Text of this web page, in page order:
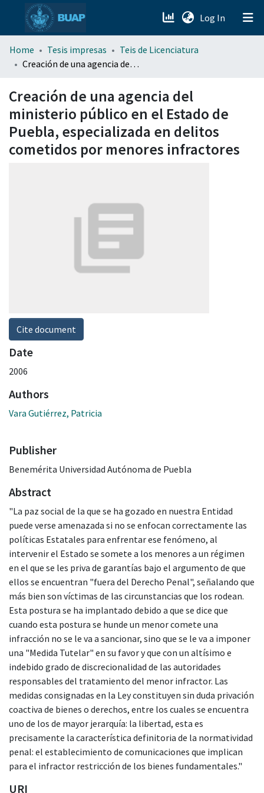
Log In (current)
menu.section.about_menu
Home Tesis impresas
Teis de Licenciatura
Creación de una agencia del ministerio público en el Estado de Puebla, especializada en delitos cometidos por menores infractores
Creación de una agencia del
ministerio público en el Estado de
Puebla, especializada en delitos
cometidos por menores infractores
Cite document
Date
2006
Authors
Vara Gutiérrez, Patricia
Publisher
Benemérita Universidad Autónoma de Puebla
Abstract
"La paz social de la que se ha gozado en nuestra Entidad
puede verse amenazada si no se enfocan correctamente las
políticas Estatales para enfrentar ese fenómeno, al
intervenir el Estado se somete a los menores a un régimen
en el que se les priva de garantías bajo el argumento de que
ellos se encuentran "fuera del Derecho Penal", señalando que
más bien son víctimas de las circunstancias que los rodean.
Esta postura se ha implantado debido a que se dice que
cuando esta postura se hunde un menor comete una
infracción no se le va a sancionar, sino que se le va a imponer
una "Medida Tutelar" en su favor y que con un altísimo e
indebido grado de discrecionalidad de las autoridades
responsables del tratamiento del menor infractor. Las
medidas consignadas en la Ley constituyen sin duda privación
coactiva de bienes o derechos, entre los cuales se encuentra
uno de los de mayor jerarquía: la libertad, esta es
precisamente la característica definitoria de la normatividad
penal: el establecimiento de comunicaciones que implican
para el infractor restricción de los bienes fundamentales."
URI